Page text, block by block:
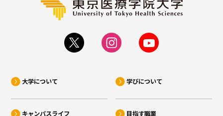
大学について 学びについて
キャンパスライフ 目指す職業